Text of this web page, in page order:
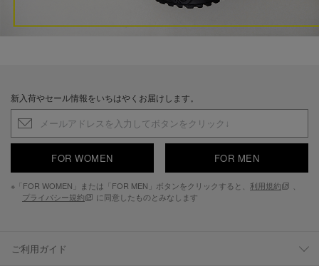
新入荷やセール情報をいちはやくお届けします。
FOR WOMEN FOR MEN
※「FOR WOMEN」または「FOR MEN」ボタンをクリックすると、 利用規約
プライバシー規約
に同意したものとみなします
ご利用ガイド